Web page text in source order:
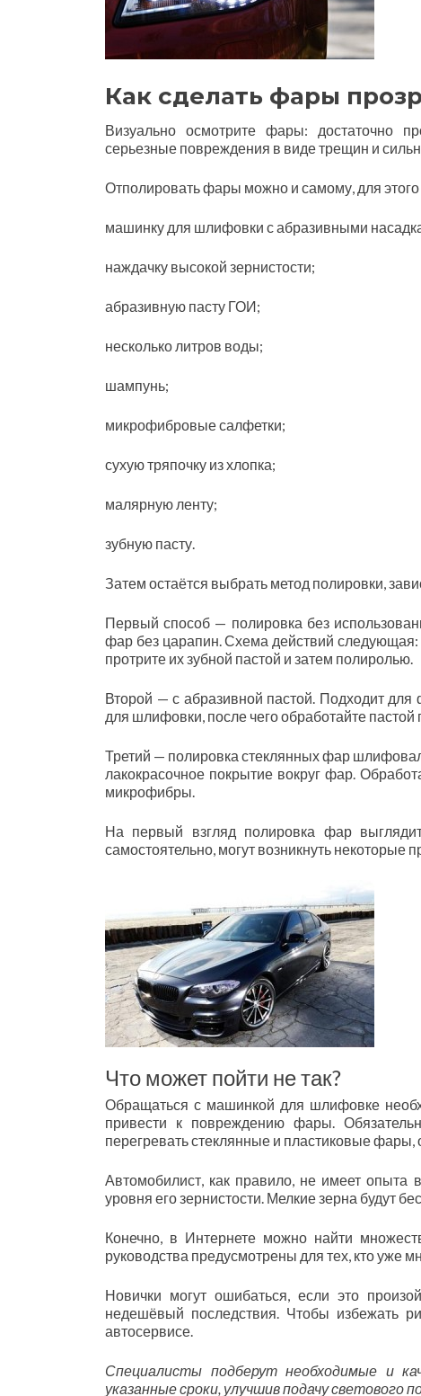
Как сделать фары
Визуально осмотрите фары: достаточно
серьезные повреждения в виде трещин и
Отполировать фары можно и самому, для
машинку для шлифовки с абразивными
наждачку высокой зернистости;
абразивную пасту ГОИ;
несколько литров воды;
шампунь;
микрофибровые салфетки;
сухую тряпочку из хлопка;
малярную ленту;
зубную пасту.
Затем остаётся выбрать метод полировки,
Первый способ — полировка без
фар без царапин. Схема действий
протрите их зубной пастой и затем полиролью.
Второй — с абразивной пастой. Подходит
для шлифовки, после чего обработайте
Третий — полировка стеклянных фар
лакокрасочное покрытие вокруг фар.
микрофибры.
На первый взгляд полировка фар
самостоятельно, могут возникнуть некоторые
Что может пойти не так?
Обращаться с машинкой для шлифовке
привести к повреждению фары.
перегревать стеклянные и пластиковые
Автомобилист, как правило, не имеет опыта
уровня его зернистости. Мелкие зерна будут
Конечно, в Интернете можно найти
руководства предусмотрены для тех, кто уже
Новички могут ошибаться, если это
недешёвый последствия. Чтобы избежать
автосервисе.
Специалисты подберут необходимые и
указанные сроки, улучшив подачу светового